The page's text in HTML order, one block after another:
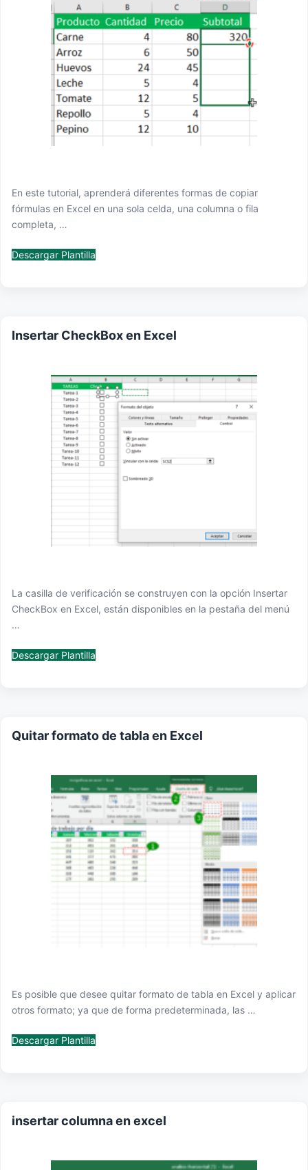
En este tutorial, aprenderá diferentes formas de copiar
fórmulas en Excel en una sola celda, una columna o fila
completa, …
Descargar Plantilla
Insertar CheckBox en Excel
La casilla de verificación se construyen con la opción Insertar
CheckBox en Excel, están disponibles en la pestaña del menú
…
Descargar Plantilla
Quitar formato de tabla en Excel
Es posible que desee quitar formato de tabla en Excel y aplicar
otros formato; ya que de forma predeterminada, las …
Descargar Plantilla
insertar columna en excel